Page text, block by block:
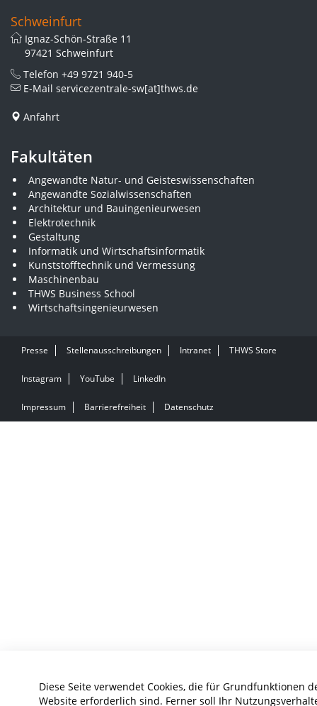
Diese Seite verwendet Cookies, die für Grundfunktionen
Website erforderlich sind. Ferner soll Ihr
Schweinfurt
Ignaz-Schön-Straße 11
97421 Schweinfurt
Telefon +49 9721 940-5
E-Mail servicezentrale-sw[at]thws.de
Anfahrt
Fakultäten
Angewandte Natur- und Geisteswissenschaften
Angewandte Sozialwissenschaften
Architektur und Bauingenieurwesen
Elektrotechnik
Gestaltung
Informatik und Wirtschaftsinformatik
Kunststofftechnik und Vermessung
Maschinenbau
THWS Business School
Wirtschaftsingenieurwesen
Presse Stellenausschreibungen Intranet THWS Store
Instagram YouTube LinkedIn
Impressum Barrierefreiheit Datenschutz